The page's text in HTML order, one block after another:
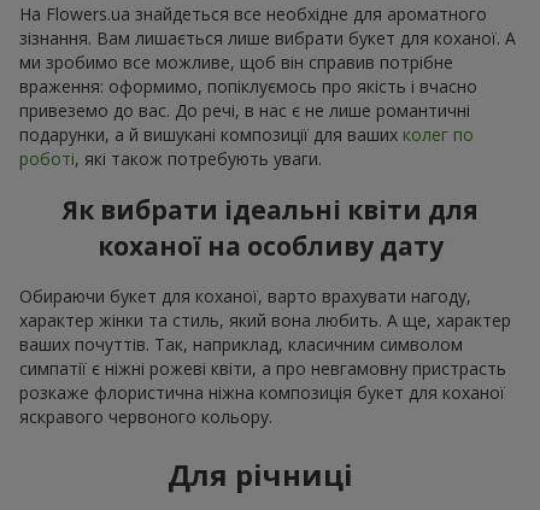
На Flowers.ua знайдеться все необхідне для ароматного
зізнання. Вам лишається лише вибрати букет для коханої. А
ми зробимо все можливе, щоб він справив потрібне
враження: оформимо, попіклуємось про якість і вчасно
привеземо до вас. До речі, в нас є не лише романтичні
подарунки, а й вишукані композиції для ваших колег по
роботі, які також потребують уваги.
Як вибрати ідеальні квіти для
коханої на особливу дату
Обираючи букет для коханої, варто врахувати нагоду,
характер жінки та стиль, який вона любить. А ще, характер
ваших почуттів. Так, наприклад, класичним символом
симпатії є ніжні рожеві квіти, а про невгамовну пристрасть
розкаже флористична ніжна композиція букет для коханої
яскравого червоного кольору.
Для річниці